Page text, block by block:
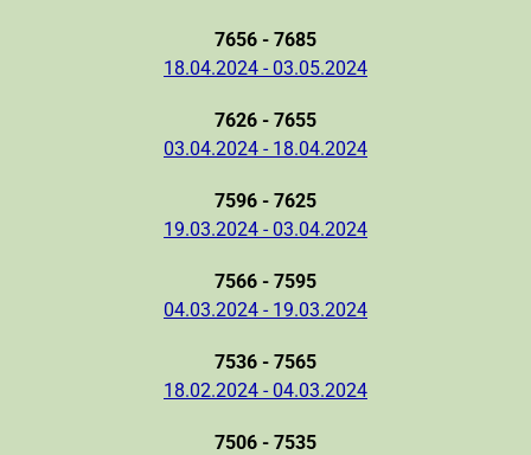
7656 - 7685
18.04.2024 - 03.05.2024
7626 - 7655
03.04.2024 - 18.04.2024
7596 - 7625
19.03.2024 - 03.04.2024
7566 - 7595
04.03.2024 - 19.03.2024
7536 - 7565
18.02.2024 - 04.03.2024
7506 - 7535